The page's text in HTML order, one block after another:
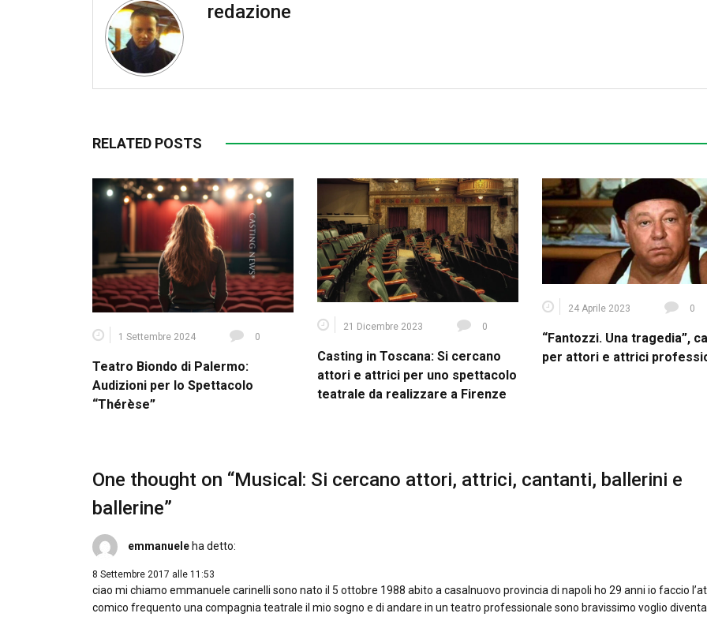
redazione
RELATED POSTS
1 Settembre 2024 0
Teatro Biondo di Palermo:
Audizioni per lo Spettacolo
“Thérèse”
21 Dicembre 2023 0
Casting in Toscana: Si cercano
attori e attrici per uno spettacolo
teatrale da realizzare a Firenze
24 Aprile 2023 0
“Fantozzi. Una tragedia”,
per attori e attrici
One thought on “Musical: Si cercano attori, attrici, cantanti, ballerini e
ballerine”
emmanuele ha detto:
8 Settembre 2017 alle 11:53
ciao mi chiamo emmanuele carinelli sono nato il 5 ottobre 1988 abito a casalnuovo provincia di napoli ho 29 anni io faccio
comico frequento una compagnia teatrale il mio sogno e di andare in un teatro professionale sono bravissimo voglio